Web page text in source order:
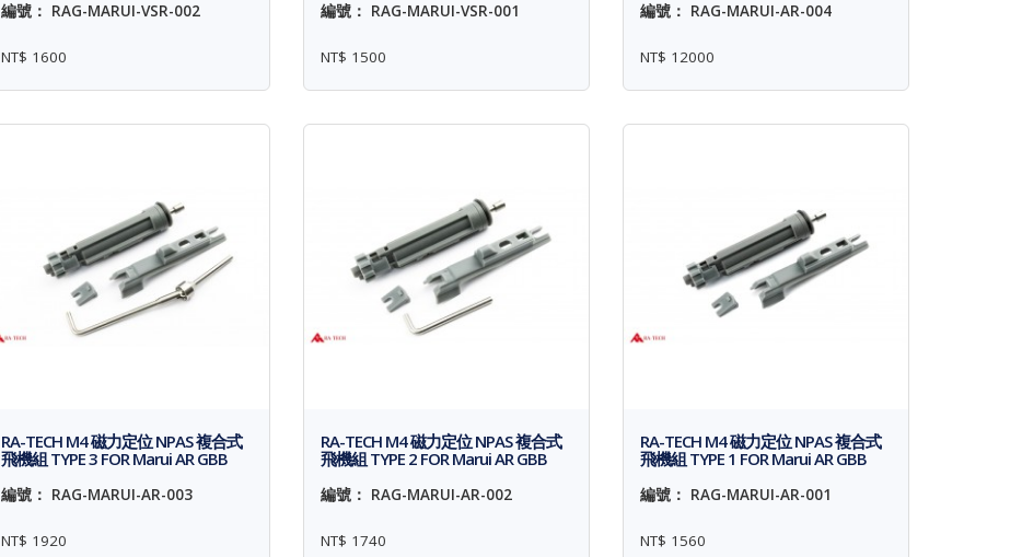
編號： RAG-MARUI-VSR-002
NT$ 1600
編號： RAG-MARUI-VSR-001
NT$ 1500
編號： RAG-MARUI-AR-004
NT$ 12000
RA-TECH M4 磁力定位 NPAS 複合式
飛機組 TYPE 3 FOR Marui AR GBB
編號： RAG-MARUI-AR-003
NT$ 1920
RA-TECH M4 磁力定位 NPAS 複合式
飛機組 TYPE 2 FOR Marui AR GBB
編號： RAG-MARUI-AR-002
NT$ 1740
RA-TECH M4 磁力定位 NPAS 複合式
飛機組 TYPE 1 FOR Marui AR GBB
編號： RAG-MARUI-AR-001
NT$ 1560